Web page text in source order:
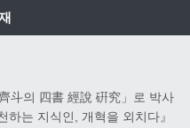
斗의 四書 經說 硏究」로 박사
는 지식인, 개혁을 외치다』